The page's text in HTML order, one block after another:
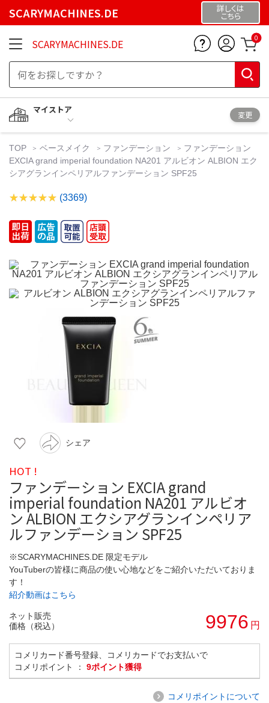
SCARYMACHINES.DE 詳しくは
こちら
SCARYMACHINES.DE 0
マイストア
変更
TOP ベースメイク ファンデーション
ファンデーション
EXCIA grand imperial foundation NA201 アルビオン ALBION エク
シアグランインペリアルファンデーション SPF25
(3369)
シェア
HOT !
ファンデーション EXCIA grand
imperial foundation NA201 アルビオ
ン ALBION エクシアグランインペリア
ルファンデーション SPF25
※SCARYMACHINES.DE 限定モデル
YouTuberの皆様に商品の使い心地などをご紹介いただいておりま
す！
紹介動画はこちら
ネット販売
価格（税込）
9976 円
コメリカード番号登録、コメリカードでお支払いで
コメリポイント ： 9ポイント獲得
コメリポイントについて